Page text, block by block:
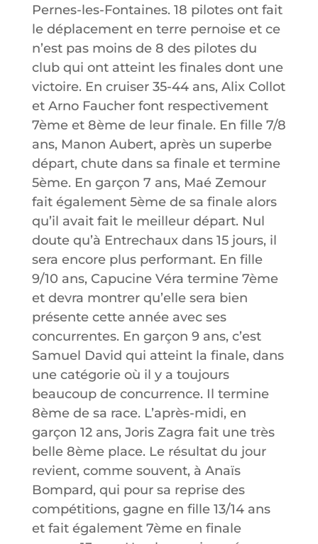
Pernes-les-Fontaines. 18 pilotes ont fait
le déplacement en terre pernoise et ce
n’est pas moins de 8 des pilotes du
club qui ont atteint les finales dont une
victoire. En cruiser 35-44 ans, Alix Collot
et Arno Faucher font respectivement
7ème et 8ème de leur finale. En fille 7/8
ans, Manon Aubert, après un superbe
départ, chute dans sa finale et termine
5ème. En garçon 7 ans, Maé Zemour
fait également 5ème de sa finale alors
qu’il avait fait le meilleur départ. Nul
doute qu’à Entrechaux dans 15 jours, il
sera encore plus performant. En fille
9/10 ans, Capucine Véra termine 7ème
et devra montrer qu’elle sera bien
présente cette année avec ses
concurrentes. En garçon 9 ans, c’est
Samuel David qui atteint la finale, dans
une catégorie où il y a toujours
beaucoup de concurrence. Il termine
8ème de sa race. L’après-midi, en
garçon 12 ans, Joris Zagra fait une très
belle 8ème place. Le résultat du jour
revient, comme souvent, à Anaïs
Bompard, qui pour sa reprise des
compétitions, gagne en fille 13/14 ans
et fait également 7ème en finale